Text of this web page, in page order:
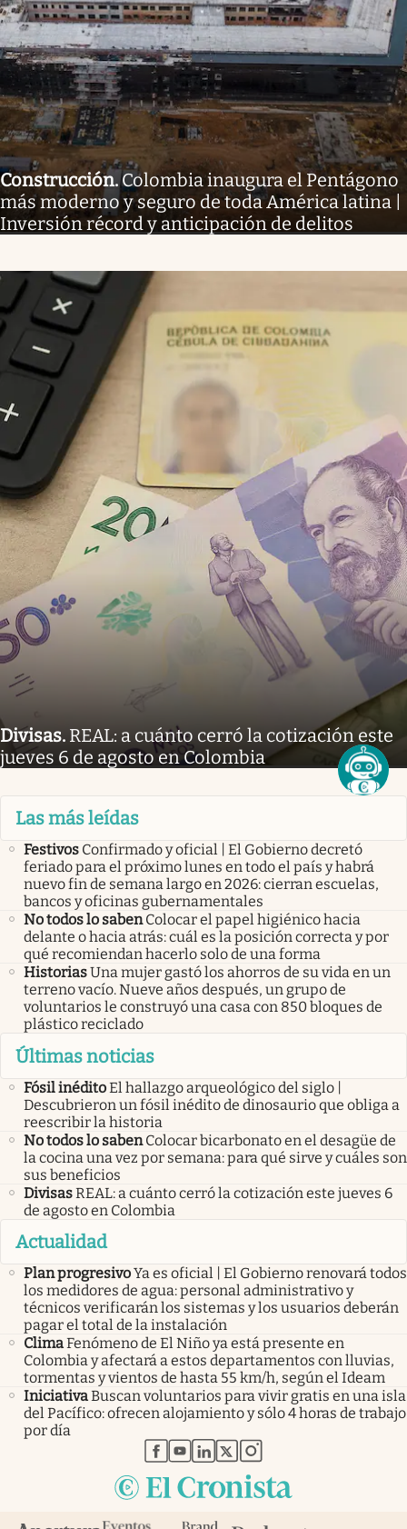
Construcción.Colombia inaugura el Pentágono
más moderno y seguro de toda América latina |
Inversión récord y anticipación de delitos
Divisas. REAL: a cuánto cerró la cotización este
jueves 6 de agosto en Colombia
Las más leídas
Festivos Confirmado y oficial | El Gobierno decretó
feriado para el próximo lunes en todo el país y habrá
nuevo fin de semana largo en 2026: cierran escuelas,
bancos y oficinas gubernamentales
No todos lo saben Colocar el papel higiénico hacia
delante o hacia atrás: cuál es la posición correcta y por
qué recomiendan hacerlo solo de una forma
HistoriasUna mujer gastó los ahorros de su vida en un
terreno vacío. Nueve años después, un grupo de
voluntarios le construyó una casa con 850 bloques de
plástico reciclado
Últimas noticias
Fósil inéditoEl hallazgo arqueológico del siglo |
Descubrieron un fósil inédito de dinosaurio que obliga a
reescribir la historia
No todos lo saben Colocar bicarbonato en el desagüe de
la cocina una vez por semana: para qué sirve y cuáles son
sus beneficios
DivisasREAL: a cuánto cerró la cotización este jueves 6
de agosto en Colombia
Actualidad
Plan progresivoYa es oficial | El Gobierno renovará todos
los medidores de agua: personal administrativo y
técnicos verificarán los sistemas y los usuarios deberán
pagar el total de la instalación
ClimaFenómeno de El Niño ya está presente en
Colombia y afectará a estos departamentos con lluvias,
tormentas y vientos de hasta 55 km/h, según el Ideam
IniciativaBuscan voluntarios para vivir gratis en una isla
del Pacífico: ofrecen alojamiento y sólo 4 horas de trabajo
por día
abre en nueva pestaña
abre en nueva pestaña
abre en nueva pestaña
abre en nueva pestaña
abre en nueva pestaña